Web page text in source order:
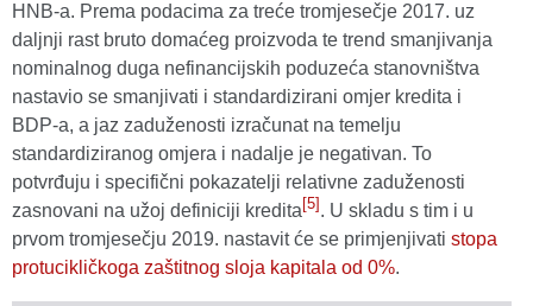
HNB-a. Prema podacima za treće tromjesečje 2017. uz
daljnji rast bruto domaćeg proizvoda te trend smanjivanja
nominalnog duga nefinancijskih poduzeća stanovništva
nastavio se smanjivati i standardizirani omjer kredita i
BDP-a, a jaz zaduženosti izračunat na temelju
standardiziranog omjera i nadalje je negativan. To
potvrđuju i specifični pokazatelji relativne zaduženosti
zasnovani na užoj definiciji kredita [5] . U skladu s tim i u
prvom tromjesečju 2019. nastavit će se primjenjivati stopa
protucikličkoga zaštitnog sloja kapitala od 0%.